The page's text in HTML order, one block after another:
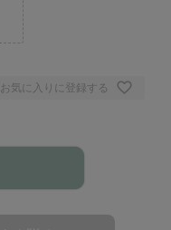
お気に入りに登録する